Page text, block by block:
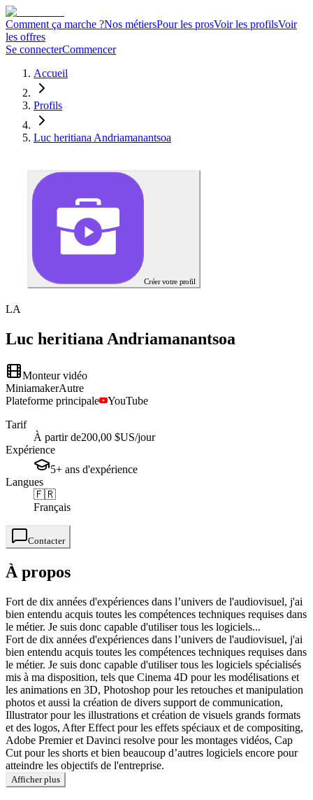
Comment ça marche ?Nos métiersPour les prosVoir les profilsVoir
les offres
Se connecterCommencer
Accueil
Profils
Luc heritiana Andriamanantsoa
Créer votre profil
LA
Luc heritiana Andriamanantsoa
Monteur vidéo
MiniamakerAutre
Plateforme principale
YouTube
Tarif
À partir de200,00 $US/jour
Expérience
5+ ans d'expérience
Langues
🇫🇷
Français
Contacter
À propos
Fort de dix années d'expériences dans l’univers de l'audiovisuel, j'ai
bien entendu acquis toutes les compétences techniques requises dans
le métier. Je suis donc capable d'utiliser tous les logiciels...
Fort de dix années d'expériences dans l’univers de l'audiovisuel, j'ai
bien entendu acquis toutes les compétences techniques requises dans
le métier. Je suis donc capable d'utiliser tous les logiciels spécialisés
mis à ma disposition, tels que Cinema 4D pour les modélisations et
les animations en 3D, Photoshop pour les retouches et manipulation
photos et aussi la création de divers support de communication,
Illustrator pour les illustrations et création de visuels grands formats
et des logos, After Effect pour les effets spéciaux et de compositing,
Adobe Premier et Davinci resolve pour les montages vidéos, Cap
Cut pour les shorts et bien beaucoup d’autres logiciels encore pour
atteindre les objectifs de l'entreprise.
Afficher plus